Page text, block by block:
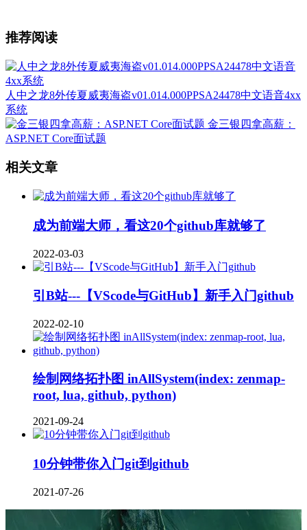
推荐阅读
人中之龙8外传夏威夷海盗v01.014.000PPSA24478中文语音4xx
系统
金三银四拿高薪：
ASP.NET Core面试题
相关文章
成为前端大师，看这20个github库就够了
2022-03-03
引B站---【VScode与GitHub】新手入门github
2022-02-10
绘制网络拓扑图 inAllSystem(index: zenmap-
root, lua, github, python)
2021-09-24
10分钟带你入门git到github
2021-07-26